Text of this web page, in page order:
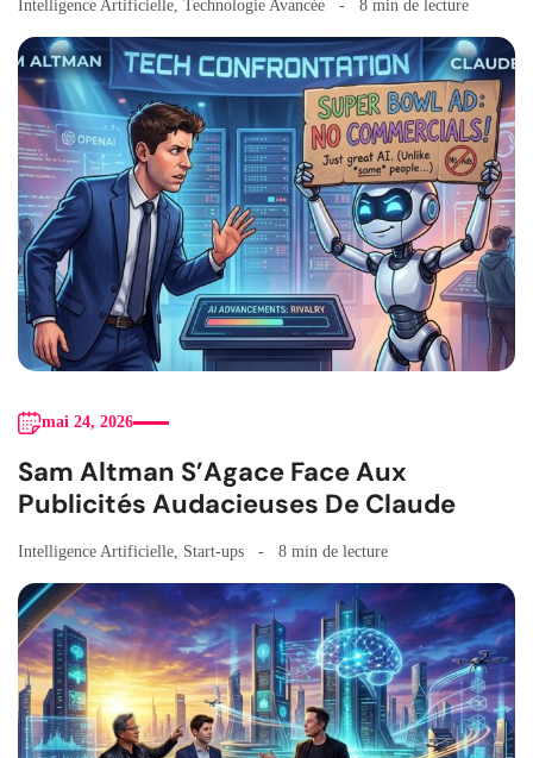
Intelligence Artificielle, Technologie Avancée 8 min de lecture
mai 24, 2026
Sam Altman S’Agace Face Aux
Publicités Audacieuses De Claude
Intelligence Artificielle, Start-ups 8 min de lecture